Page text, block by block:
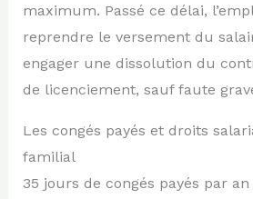
maximum. Passé ce délai,
reprendre le versement du
engager une dissolution du
de licenciement, sauf faute
Les congés payés et droits
familial
35 jours de congés payés par